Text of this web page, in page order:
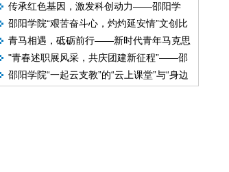
落幕
安情
传承红色基因，激发科创动力——邵阳学
院“星核追光”青年宣讲队开展“两弹一星”精神
系列宣讲科普活动
邵阳学院“艰苦奋斗心，灼灼延安情”文创比
赛
青马相遇，砥砺前行——新时代青年马克思
主义者研习会新生见面会圆满结束
"青春述职展风采，共庆团建新征程”——邵
阳学院马克思主义学院团支书述职大赛圆满
邵阳学院“一起云支教”的“云上课堂”与“身边